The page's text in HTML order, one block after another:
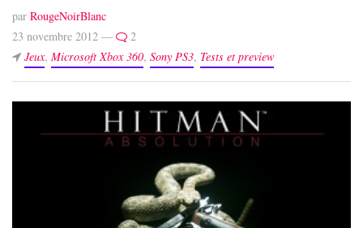
par RougeNoirBlanc
23 novembre 2012 —
2
Jeux, Microsoft Xbox 360, Sony PS3, Tests et preview